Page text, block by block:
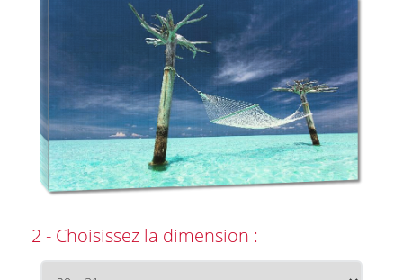
2 - Choisissez la dimension :